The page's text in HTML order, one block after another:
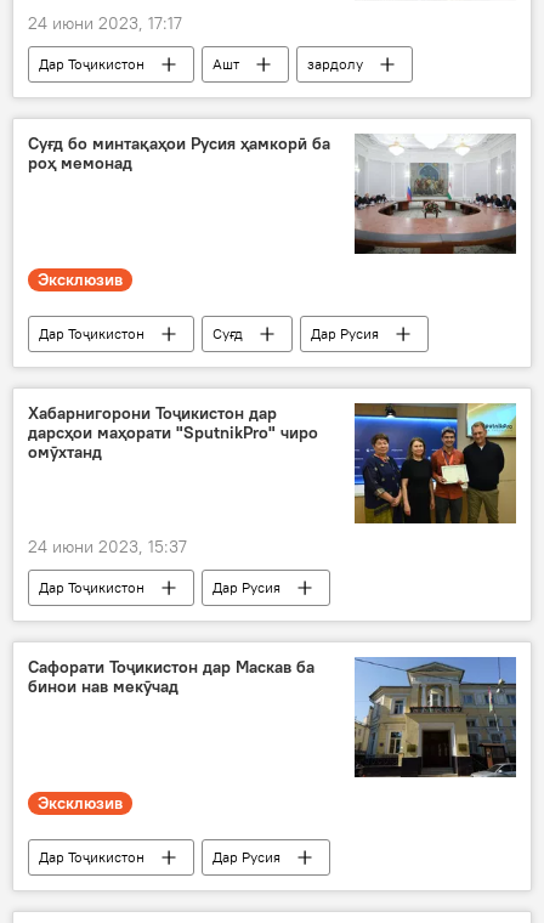
24 июни 2023, 17:17
Дар Тоҷикистон Ашт
зардолу
содирот
Иқтисод
Суғд бо минтақаҳои Русия ҳамкорӣ ба
роҳ мемонад
Эксклюзив
Дар Тоҷикистон Суғд
Дар Русия
Сиёсат
ҳамкорӣ
Хабарнигорони Тоҷикистон дар
дарсҳои маҳорати "SputnikPro" чиро
омӯхтанд
24 июни 2023, 15:37
Дар Тоҷикистон
Дар Русия
мастер-класс
Иҷтимоъ
хабарнигорон
Сафорати Тоҷикистон дар Маскав ба
бинои нав мекӯчад
Эксклюзив
Дар Тоҷикистон
Дар Русия
сафорати Тоҷикистон дар ФР
Иҷтимоъ